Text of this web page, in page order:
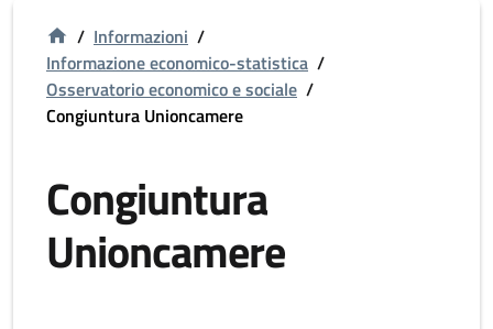
/ Informazioni /
Informazione economico-statistica /
Osservatorio economico e sociale /
Congiuntura Unioncamere
Congiuntura
Unioncamere